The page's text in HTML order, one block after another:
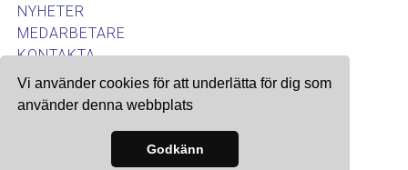
Vi använder cookies för att underlätta för dig som
använder denna webbplats
Godkänn
NYHETER
MEDARBETARE
KONTAKTA
©2026